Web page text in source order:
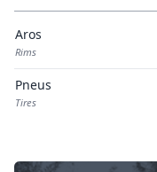
Aros
Rims
Pneus
Tires